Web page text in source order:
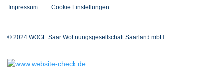
Impressum Cookie Einstellungen
© 2024 WOGE Saar Wohnungsgesellschaft Saarland mbH